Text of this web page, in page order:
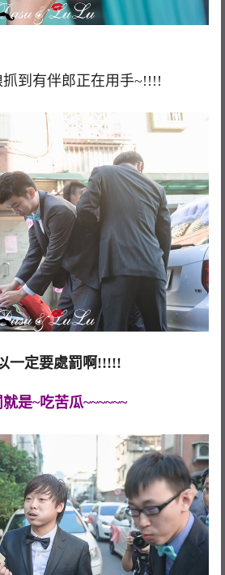
到有伴郎正在用手~!!!!
一定要處罰啊!!!!!
是~吃苦瓜~~~~~~